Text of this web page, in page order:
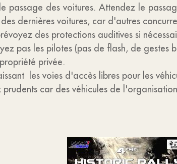
passage des voitures. Attendez le
dernières voitures, car d'autres
des protections auditives si
pas les pilotes (pas de flash, de gestes
privée.
les voies d'accès libres pour les
car des véhicules de